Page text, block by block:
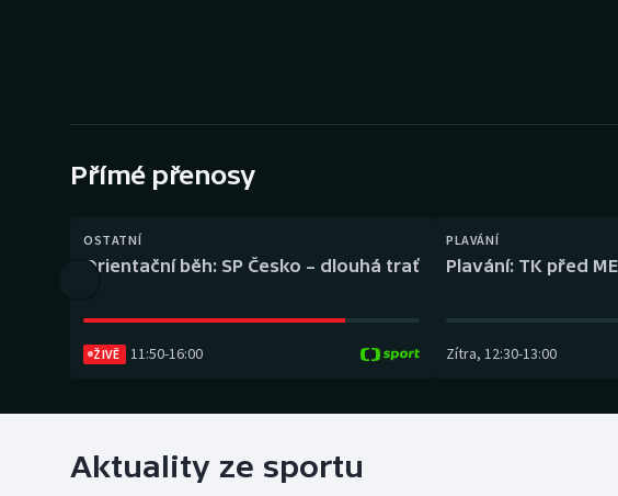
Gymnastika
Přímé přenosy
OSTATNÍ
Orientační běh: SP Česko – dlouhá trať
ŽIVĚ 11:50-16:00
PLAVÁNÍ
Plavání: TK před
Zítra, 12:30-13:00
Aktuality ze sportu